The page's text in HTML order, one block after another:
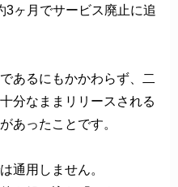
ヶ月でサービス廃止に追
あるにもかかわらず、二
分なままリリースされる
あったことです。
通用しません。